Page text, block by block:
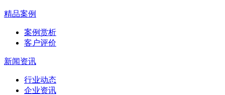
精品案例
案例赏析
客户评价
新闻资讯
行业动态
企业资讯